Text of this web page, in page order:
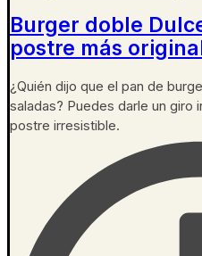
Burger doble
postre más
¿Quién dijo que el pan de
saladas? Puedes darle un giro
postre irresistible.